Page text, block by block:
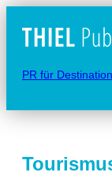
PR für